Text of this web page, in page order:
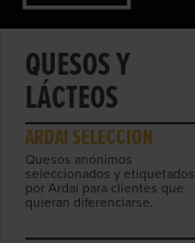
QUESOS Y
LÁCTEOS
ARDAI SELECCIÓN
Quesos anónimos
seleccionados y etiquetados
por Ardai para clientes que
quieran diferenciarse.